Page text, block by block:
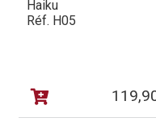
Importateur Haiku
meilleur[at]couteau.info
Haiku
Réf. H05